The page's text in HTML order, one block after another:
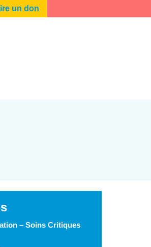
un don
– Soins Critiques